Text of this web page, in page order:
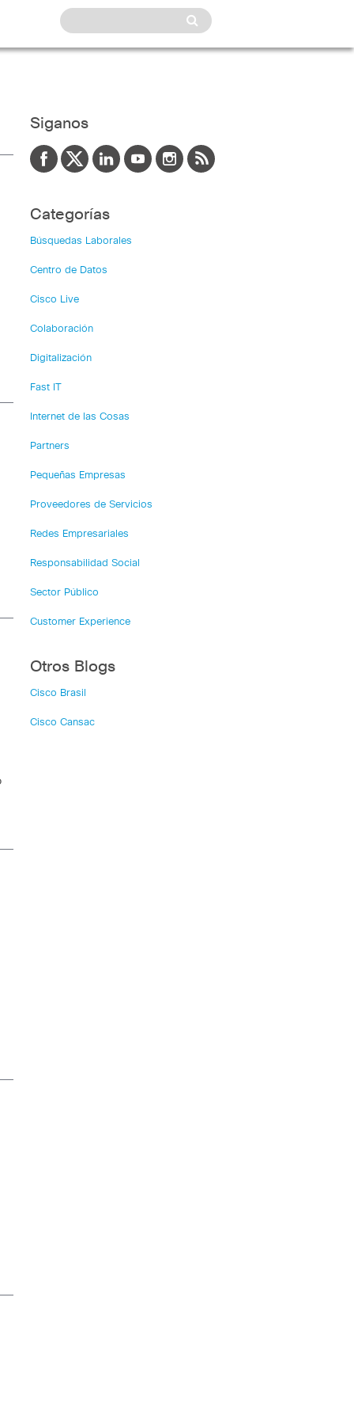
Siganos
Categorías
Búsquedas Laborales
Centro de Datos
Cisco Live
Colaboración
Digitalización
Fast IT
Internet de las Cosas
Partners
Pequeñas Empresas
Proveedores de Servicios
Redes Empresariales
Responsabilidad Social
Sector Público
Customer Experience
Otros Blogs
Cisco Brasil
Cisco Cansac